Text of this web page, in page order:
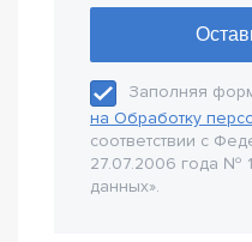
Заполняя
на Обработку
соответствии с
27.07.2006 года №
данных».